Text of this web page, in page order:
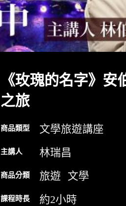
《玫瑰的名字》安
之旅
商品類型 文學旅遊講座
主講人 林瑞昌
商品分類 旅遊 文學
課程時長 約2小時